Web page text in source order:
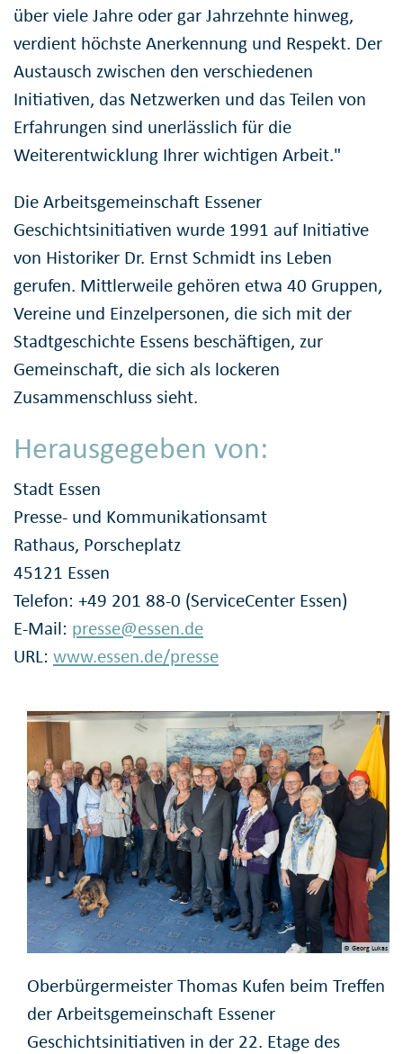
über viele Jahre oder gar Jahrzehnte hinweg,
verdient höchste Anerkennung und Respekt. Der
Austausch zwischen den verschiedenen
Initiativen, das Netzwerken und das Teilen von
Erfahrungen sind unerlässlich für die
Weiterentwicklung Ihrer wichtigen Arbeit."
Die Arbeitsgemeinschaft Essener
Geschichtsinitiativen wurde 1991 auf Initiative
von Historiker Dr. Ernst Schmidt ins Leben
gerufen. Mittlerweile gehören etwa 40 Gruppen,
Vereine und Einzelpersonen, die sich mit der
Stadtgeschichte Essens beschäftigen, zur
Gemeinschaft, die sich als lockeren
Zusammenschluss sieht.
Herausgegeben von:
Stadt Essen
Presse- und Kommunikationsamt
Rathaus, Porscheplatz
45121 Essen
Telefon: +49 201 88-0 (ServiceCenter Essen)
E-Mail: presse@essen.de
URL: www.essen.de/presse
© Georg Lukas
Oberbürgermeister Thomas Kufen beim Treffen
der Arbeitsgemeinschaft Essener
Geschichtsinitiativen in der 22. Etage des